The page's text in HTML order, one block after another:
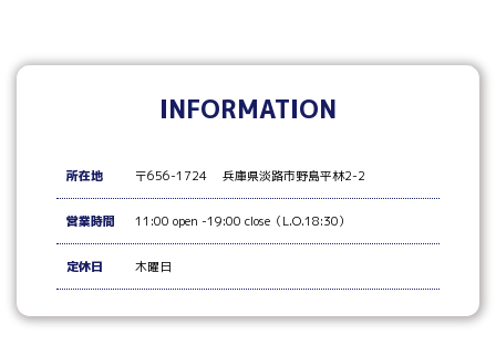
INFORMATION
所在地 〒656-1724 兵庫県淡路市野島平林2-2
営業時間 11:00 open -19:00 close（L.O.18:30）
定休日 木曜日